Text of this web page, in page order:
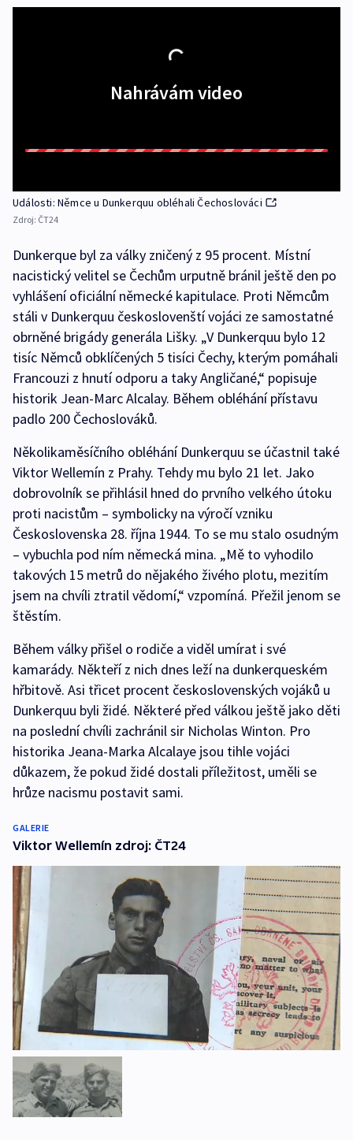
Nahrávám video
Události: Němce u Dunkerquu obléhali Čechoslováci
Zdroj: ČT24
Dunkerque byl za války zničený z 95 procent. Místní
nacistický velitel se Čechům urputně bránil ještě den po
vyhlášení oficiální německé kapitulace. Proti Němcům
stáli v Dunkerquu českoslovenští vojáci ze samostatné
obrněné brigády generála Lišky. „V Dunkerquu bylo 12
tisíc Němců obklíčených 5 tisíci Čechy, kterým pomáhali
Francouzi z hnutí odporu a taky Angličané,“ popisuje
historik Jean-Marc Alcalay. Během obléhání přístavu
padlo 200 Čechoslováků.
Několikaměsíčního obléhání Dunkerquu se účastnil také
Viktor Wellemín z Prahy. Tehdy mu bylo 21 let. Jako
dobrovolník se přihlásil hned do prvního velkého útoku
proti nacistům – symbolicky na výročí vzniku
Československa 28. října 1944. To se mu stalo osudným
– vybuchla pod ním německá mina. „Mě to vyhodilo
takových 15 metrů do nějakého živého plotu, mezitím
jsem na chvíli ztratil vědomí,“ vzpomíná. Přežil jenom se
štěstím.
Během války přišel o rodiče a viděl umírat i své
kamarády. Někteří z nich dnes leží na dunkerqueském
hřbitově. Asi třicet procent československých vojáků u
Dunkerquu byli židé. Některé před válkou ještě jako děti
na poslední chvíli zachránil sir Nicholas Winton. Pro
historika Jeana-Marka Alcalaye jsou tihle vojáci
důkazem, že pokud židé dostali příležitost, uměli se
hrůze nacismu postavit sami.
GALERIE
Viktor Wellemín zdroj: ČT24